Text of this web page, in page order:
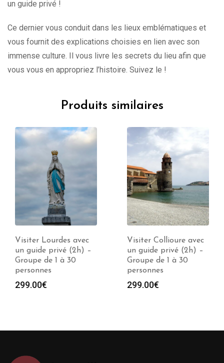
un guide privé !
Ce dernier vous conduit dans les lieux emblématiques et
vous fournit des explications choisies en lien avec son
immense culture. Il vous livre les secrets du lieu afin que
vous vous en appropriez l’histoire. Suivez le !
Produits similaires
Visiter Collioure avec
un guide privé (2h) –
Groupe de 1 à 30
personnes
299.00€
Visiter Montauban
avec un guide privé
(2h) – Groupe de 1 à
30 personnes
299.00€